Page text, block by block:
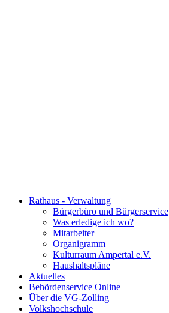
Rathaus - Verwaltung
Bürgerbüro und Bürgerservice
Was erledige ich wo?
Mitarbeiter
Organigramm
Kulturraum Ampertal e.V.
Haushaltspläne
Aktuelles
Behördenservice Online
Über die VG-Zolling
Volkshochschule